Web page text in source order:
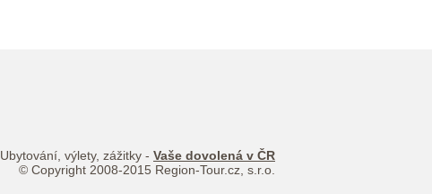
Ubytování, výlety, zážitky - Vaše dovolená v ČR
© Copyright 2008-2015 Region-Tour.cz, s.r.o.